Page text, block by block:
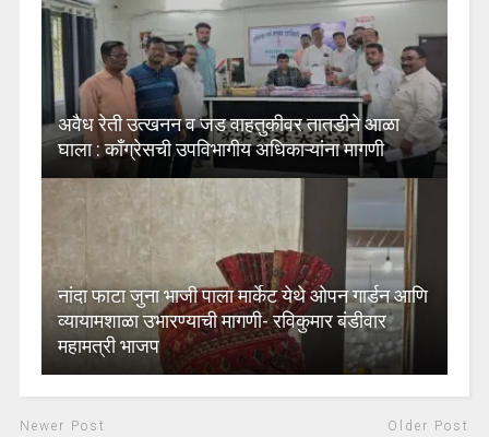
अवैध रेती उत्खनन व जड वाहतुकीवर तातडीने आळा
घाला : काँग्रेसची उपविभागीय अधिकाऱ्यांना मागणी
नांदा फाटा जुना भाजी पाला मार्केट येथे ओपन गार्डन आणि
व्यायामशाळा उभारण्याची मागणी- रविकुमार बंडीवार
महामत्री भाजप
Newer Post Older Post